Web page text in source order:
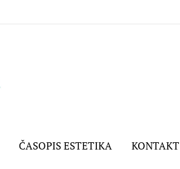
ČASOPIS ESTETIKA KONTAKT